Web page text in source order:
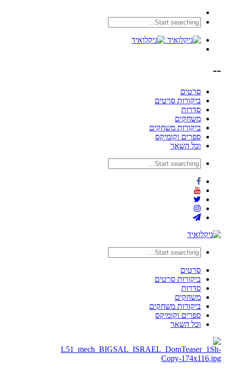
--
סרטים
ביקורות סרטים
סדרות
משחקים
ביקורות משחקים
ספרים וקומיקס
וכל השאר
סרטים
ביקורות סרטים
סדרות
משחקים
ביקורות משחקים
ספרים וקומיקס
וכל השאר